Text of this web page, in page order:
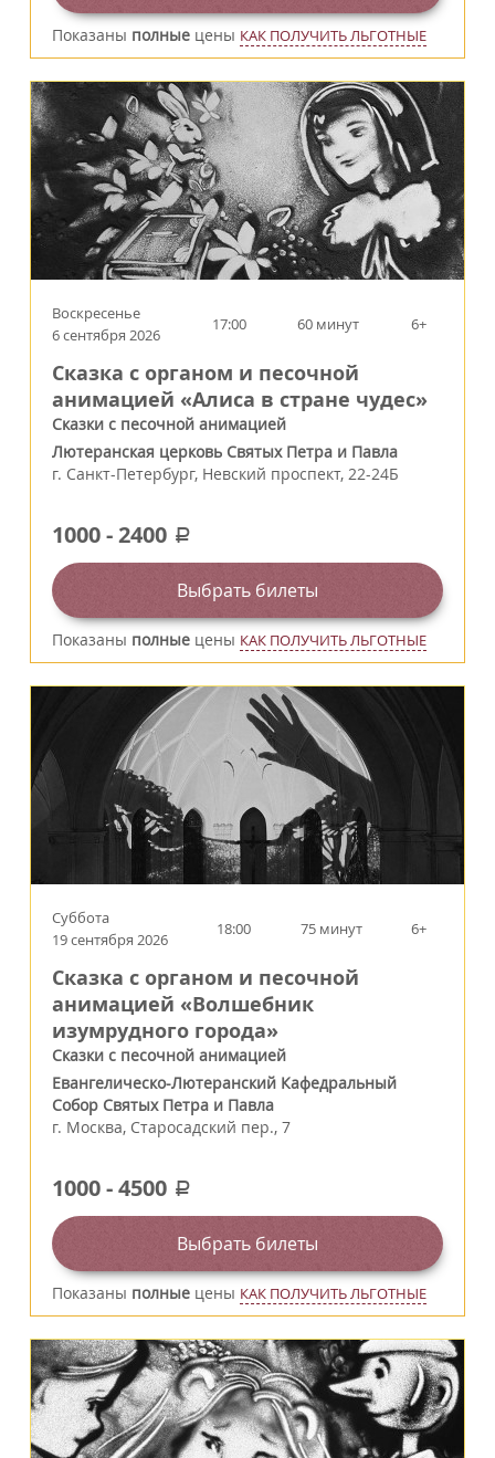
Показаны полные цены КАК ПОЛУЧИТЬ ЛЬГОТНЫЕ
Воскресенье
6 сентября 2026
17:00 60 минут 6+
Сказка с органом и песочной
анимацией «Алиса в стране чудес»
Сказки с песочной анимацией
Лютеранская церковь Святых Петра и Павла
г. Санкт-Петербург, Невский проспект, 22-24Б
1000-2400 a
Выбрать билеты
Показаны полные цены КАК ПОЛУЧИТЬ ЛЬГОТНЫЕ
Суббота
19 сентября 2026
18:00 75 минут 6+
Сказка с органом и песочной
анимацией «Волшебник
изумрудного города»
Сказки с песочной анимацией
Евангелическо-Лютеранский Кафедральный
Собор Святых Петра и Павла
г. Москва, Старосадский пер., 7
1000-4500 a
Выбрать билеты
Показаны полные цены КАК ПОЛУЧИТЬ ЛЬГОТНЫЕ